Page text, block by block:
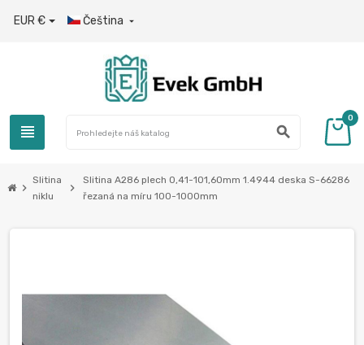
EUR € Čeština 
view_headline search
0
chevron_right
Slitina
niklu
chevron_right
Slitina A286 plech 0,41-101,60mm 1.4944 deska S-66286
řezaná na míru 100-1000mm